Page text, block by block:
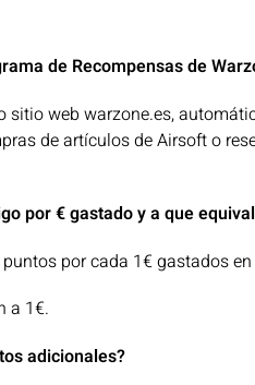
de Recompensas de
sitio web warzone.es,
de artículos de Airsoft o
por € gastado y a que
por cada 1€ gastados
a 1€.
adicionales?